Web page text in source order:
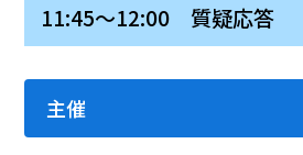
11:45～12:00 質疑応答
主催